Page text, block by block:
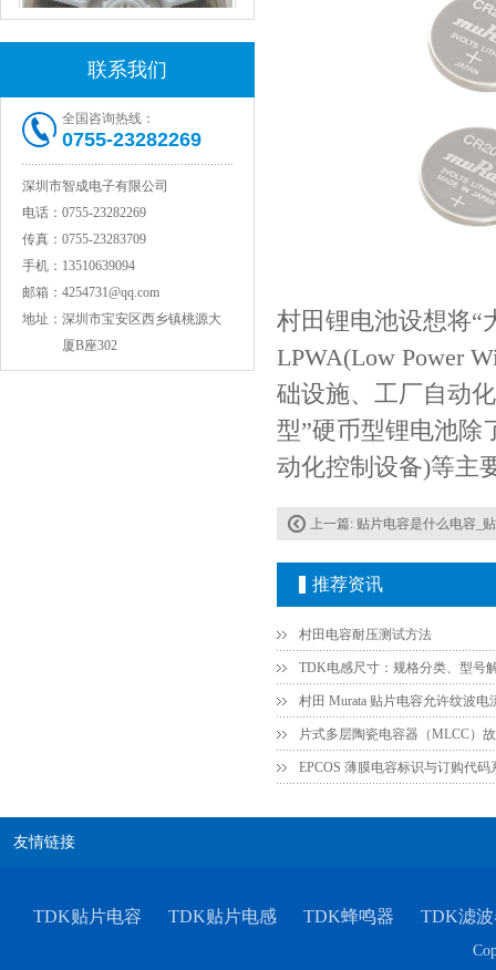
村田电感LQW15AN47NG80D
TDK车规电容CGA9P3X7S2A156MT0Y0N
联系我们
全国咨询热线：
0755-23282269
深圳市智成电子有限公司
电话： 0755-23282269
传真： 0755-23283709
手机： 13510639094
邮箱： 4254731@qq.com
地址： 深圳市宝安区西乡镇桃源大
厦B座302
村田锂电池设想将“
LPWA(Low Power
础设施、工厂自动
型”硬币型锂电池除
动化控制设备)等主
上一篇: 贴片电容是什么电容_
推荐资讯
村田电容耐压测试方法
TDK电感尺寸：规格分类、型号
EPCOS 薄膜电容标识与订购代码
友情链接
TDK贴片电容 TDK贴片电感 TDK蜂鸣器 TDK滤